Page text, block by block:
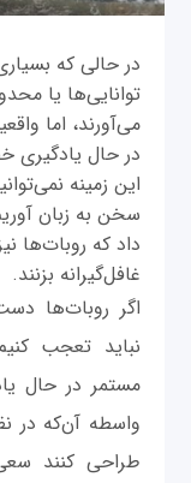
در حالی که
توانایی‌ها یا
می‌آورند، اما
در حال
این زمینه
داد که روبات‌ها
غافل‌گیرانه بزنند.
اگر روبات‌ها
نباید تعجب
مستمر در حال
واسطه آن‌که در
طراحی کنند